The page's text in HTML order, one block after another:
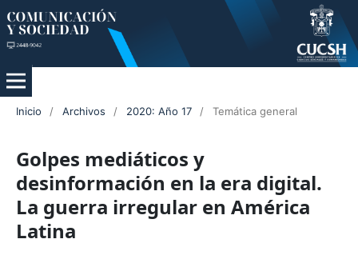
Inicio / Archivos / 2020: Año 17 / Temática general
Golpes mediáticos y
desinformación en la era digital.
La guerra irregular en América
Latina